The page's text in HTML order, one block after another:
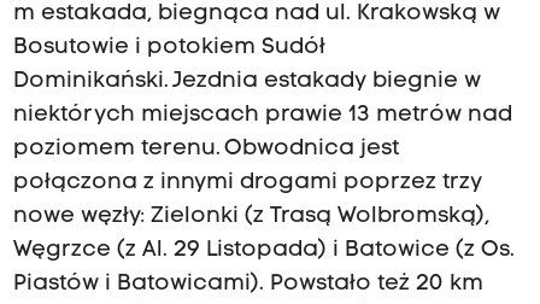
m estakada, biegnąca nad ul. Krakowską w
Bosutowie i potokiem Sudół
Dominikański. Jezdnia estakady biegnie w
niektórych miejscach prawie 13 metrów nad
poziomem terenu. Obwodnica jest
połączona z innymi drogami poprzez trzy
nowe węzły: Zielonki (z Trasą Wolbromską),
Węgrzce (z Al. 29 Listopada) i Batowice (z Os.
Piastów i Batowicami). Powstało też 20 km